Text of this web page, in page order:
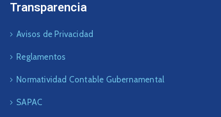
Transparencia
Avisos de Privacidad
Reglamentos
Normatividad Contable Gubernamental
SAPAC